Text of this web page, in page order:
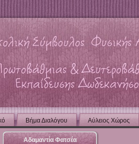
Βήμα Διαλόγου Aύλειος Χώρος
Αδαμαντία Φατσέα